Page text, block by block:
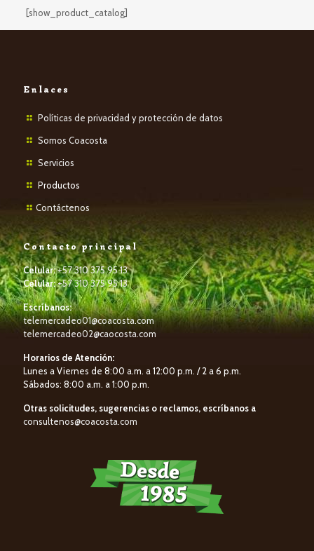
[show_product_catalog]
Enlaces
Políticas de privacidad y protección de datos
Somos Coacosta
Servicios
Productos
Contáctenos
Contacto principal
Celular:+57 310 375 95 13
Celular:+57 310 375 95 13
Escríbanos:
telemercadeo01@coacosta.com
telemercadeo02@caocosta.com
Horarios de Atención:
Lunes a Viernes de 8:00 a.m. a 12:00 p.m. / 2 a 6 p.m.
Sábados: 8:00 a.m. a 1:00 p.m.
Otras solicitudes, sugerencias o reclamos, escríbanos a
consultenos@coacosta.com